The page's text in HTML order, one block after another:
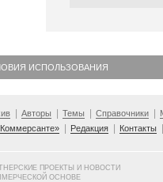
ИСПОЛЬЗОВАНИЯ
Авторы Темы Справочники
Редакция Контакты
ПРОЕКТЫ И НОВОСТИ
ОСНОВЕ